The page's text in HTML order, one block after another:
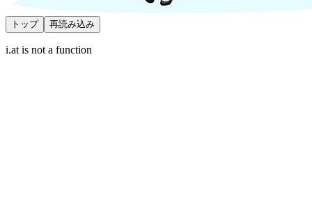
トップ 再読み込み
i.at is not a function